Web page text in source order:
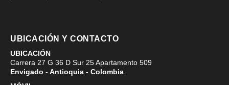
UBICACIÓN Y CONTACTO
UBICACIÓN
Carrera 27 G 36 D Sur 25 Apartamento 509
Envigado - Antioquia - Colombia